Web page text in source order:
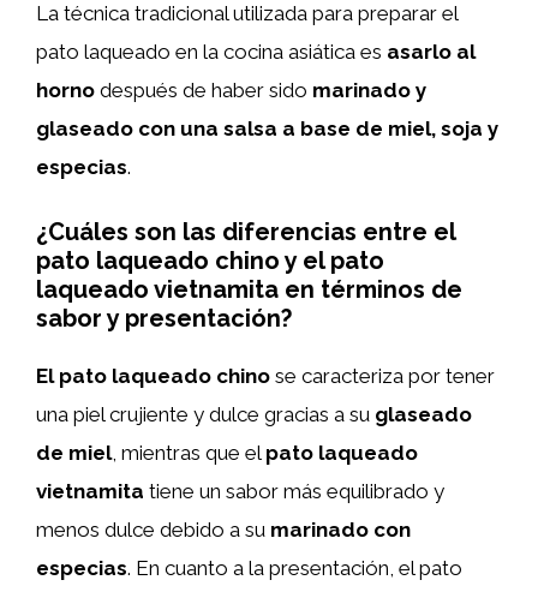
La técnica tradicional utilizada para preparar el
pato laqueado en la cocina asiática es asarlo al
horno después de haber sido marinado y
glaseado con una salsa a base de miel, soja y
especias.
¿Cuáles son las diferencias entre el
pato laqueado chino y el pato
laqueado vietnamita en términos de
sabor y presentación?
El pato laqueado chino se caracteriza por tener
una piel crujiente y dulce gracias a su glaseado
de miel, mientras que el pato laqueado
vietnamita tiene un sabor más equilibrado y
menos dulce debido a su marinado con
especias. En cuanto a la presentación, el pato